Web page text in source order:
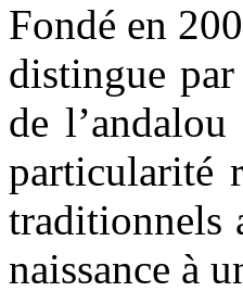
Fondé en
distingue
de
particularité
traditionnels
naissance à